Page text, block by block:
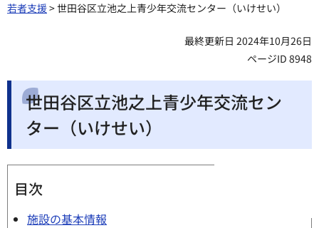
若者支援> 世田谷区立池之上青少年交流センター（いけせい）
最終更新日 2024年10月26日
ページID 8948
世田谷区立池之上青少年交流セン
ター（いけせい）
目次
施設の基本情報